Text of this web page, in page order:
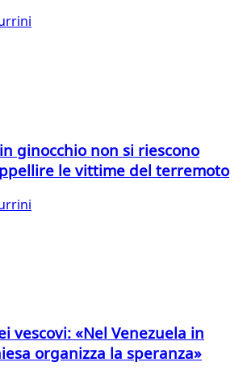
ginocchio non si riescono
le vittime del terremoto
vescovi: «Nel Venezuela in
organizza la speranza»